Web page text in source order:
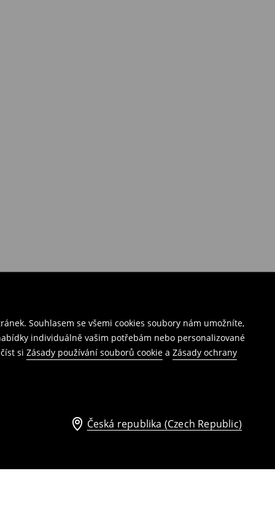
Souhlasem se všemi cookies soubory nám umožníte,
individuálně vašim potřebám nebo personalizované
si Zásady používání souborů cookie a Zásady ochrany
Česká republika (Czech Republic)